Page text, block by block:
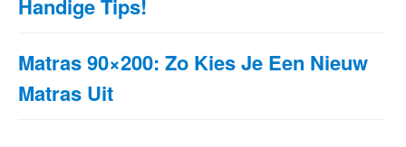
Handige Tips!
Matras 90×200: Zo Kies Je Een Nieuw
Matras Uit